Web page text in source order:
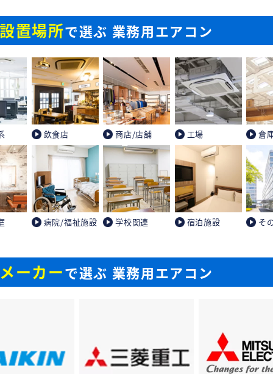
設置場所で選ぶ 業務用エアコン
飲食店 商店/店舗 工場 倉
病院/福祉施設 学校関連 宿泊施設 そ
メーカーで選ぶ 業務用エアコン